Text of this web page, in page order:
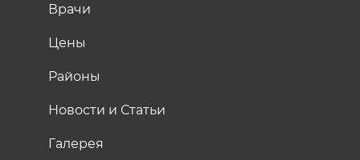
Врачи
Цены
Районы
Новости и Статьи
Галерея